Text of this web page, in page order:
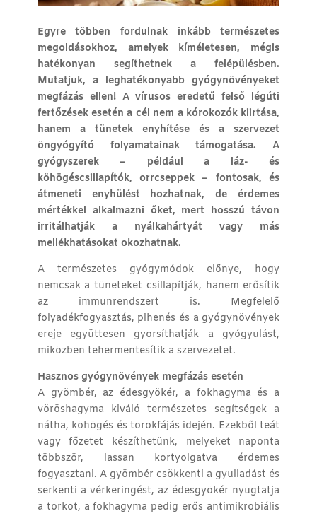
Egyre többen fordulnak inkább természetes
megoldásokhoz, amelyek kíméletesen, mégis
hatékonyan segíthetnek a felépülésben.
Mutatjuk, a leghatékonyabb gyógynövényeket
megfázás ellen! A vírusos eredetű felső légúti
fertőzések esetén a cél nem a kórokozók kiirtása,
hanem a tünetek enyhítése és a szervezet
öngyógyító folyamatainak támogatása. A
gyógyszerek – például a láz- és
köhögéscsillapítók, orrcseppek – fontosak, és
átmeneti enyhülést hozhatnak, de érdemes
mértékkel alkalmazni őket, mert hosszú távon
irritálhatják a nyálkahártyát vagy más
mellékhatásokat okozhatnak.
A természetes gyógymódok előnye, hogy
nemcsak a tüneteket csillapítják, hanem erősítik
az immunrendszert is. Megfelelő
folyadékfogyasztás, pihenés és a gyógynövények
ereje együttesen gyorsíthatják a gyógyulást,
miközben tehermentesítik a szervezetet.
Hasznos gyógynövények megfázás esetén
A gyömbér, az édesgyökér, a fokhagyma és a
vöröshagyma kiváló természetes segítségek a
nátha, köhögés és torokfájás idején. Ezekből teát
vagy főzetet készíthetünk, melyeket naponta
többször, lassan kortyolgatva érdemes
fogyasztani. A gyömbér csökkenti a gyulladást és
serkenti a vérkeringést, az édesgyökér nyugtatja
a torkot, a fokhagyma pedig erős antimikrobiális